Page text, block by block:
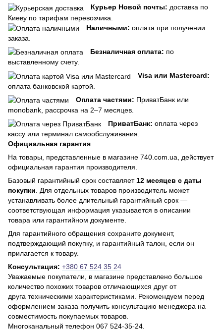
Курьер Новой почты: доставка по
Киеву по тарифам перевозчика.
Наличными: оплата при получении
заказа.
Безналичная оплата: по
выставленному счету.
Visa или Mastercard:
оплата банковской картой.
Оплата частями: ПриватБанк или
monobank, рассрочка на 2–7 месяцев.
ПриватБанк: оплата через
кассу или терминал самообслуживания.
Официальная гарантия
На товары, представленные в магазине 740.com.ua, действует
официальная гарантия производителя.
Базовый гарантийный срок составляет 12 месяцев с даты
покупки . Для отдельных товаров производитель может
устанавливать более длительный гарантийный срок —
соответствующая информация указывается в описании
товара или гарантийном документе.
Для гарантийного обращения сохраните документ,
подтверждающий покупку, и гарантийный талон, если он
прилагается к товару.
Консультация: +380 67 524 35 24
Уважаемые покупатели, в магазине представлено большое
количество похожих товаров отличающихся друг от
друга техническими характеристиками. Рекомендуем перед
оформлением заказа получить консультацию менеджера на
совместимость покупаемых товаров.
Многоканальный телефон 067 524-35-24.